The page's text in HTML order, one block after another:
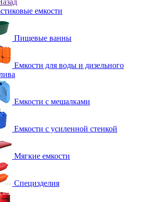
емкости
Пищевые ванны
Емкости для воды и дизельного
Емкости с мешалками
Емкости с усиленной стенкой
Мягкие емкости
Специзделия